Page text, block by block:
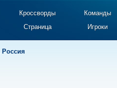
Кроссворды Команды
Страница
Игроки
Россия